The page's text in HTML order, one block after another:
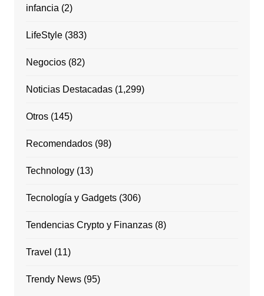
infancia (2)
LifeStyle(383)
Negocios(82)
Noticias Destacadas(1,299)
Otros(145)
Recomendados(98)
Technology(13)
Tecnología y Gadgets(306)
Tendencias Crypto y Finanzas(8)
Travel (11)
Trendy News(95)